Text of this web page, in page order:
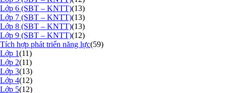
Lớp 6 (SBT – KNTT)(13)
Lớp 7 (SBT – KNTT)(13)
Lớp 8 (SBT – KNTT)(13)
Lớp 9 (SBT – KNTT)(12)
Tích hợp phát triển năng lực(59)
Lớp 1(11)
Lớp 2(11)
Lớp 3(13)
Lớp 4(12)
Lớp 5(12)